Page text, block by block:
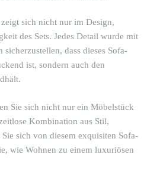
sich nicht nur im Design,
des Sets. Jedes Detail wurde mit
dass dieses Sofa-
ist, sondern auch den
Sie sich nicht nur ein Möbelstück
Kombination aus Stil,
sich von diesem exquisiten Sofa-
wie Wohnen zu einem luxuriösen